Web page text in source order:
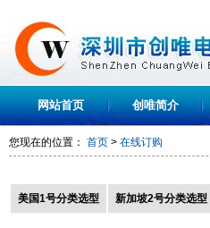
网站首页 创唯简介
您现在的位置： 首页 > 在线订购
美国1号分类选型 新加坡2号分类选型